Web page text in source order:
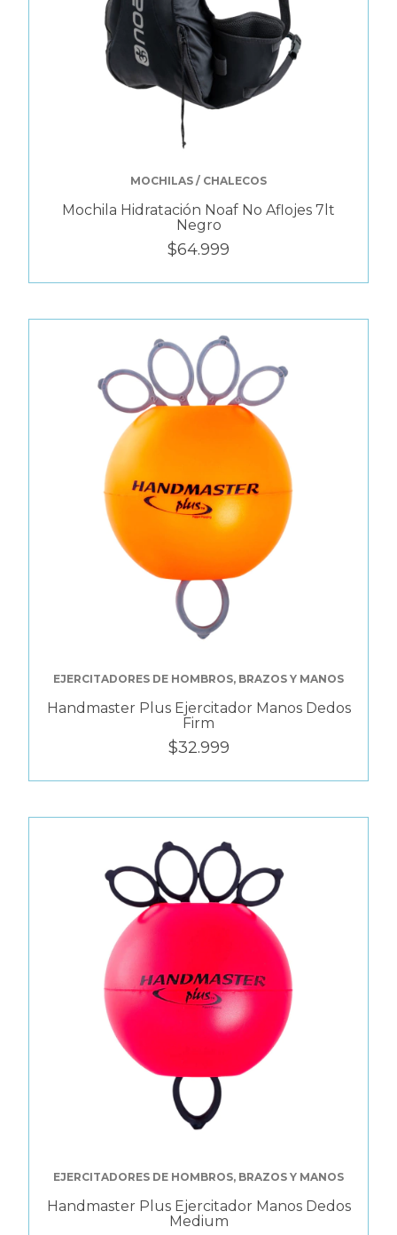
MOCHILAS / CHALECOS
Mochila Hidratación Noaf No Aflojes 7lt
Negro
$64.999
EJERCITADORES DE HOMBROS, BRAZOS Y MANOS
Handmaster Plus Ejercitador Manos Dedos
Firm
$32.999
EJERCITADORES DE HOMBROS, BRAZOS Y MANOS
Handmaster Plus Ejercitador Manos Dedos
Medium